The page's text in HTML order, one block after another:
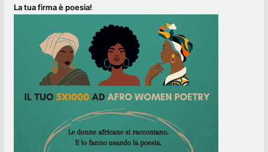
La tua firma è poesia!